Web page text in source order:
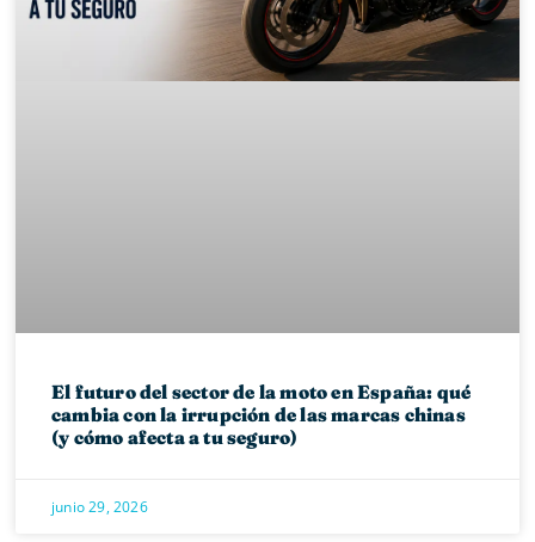
El futuro del sector de la moto en España: qué
cambia con la irrupción de las marcas chinas
(y cómo afecta a tu seguro)
junio 29, 2026